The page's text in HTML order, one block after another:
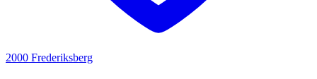
2000 Frederiksberg